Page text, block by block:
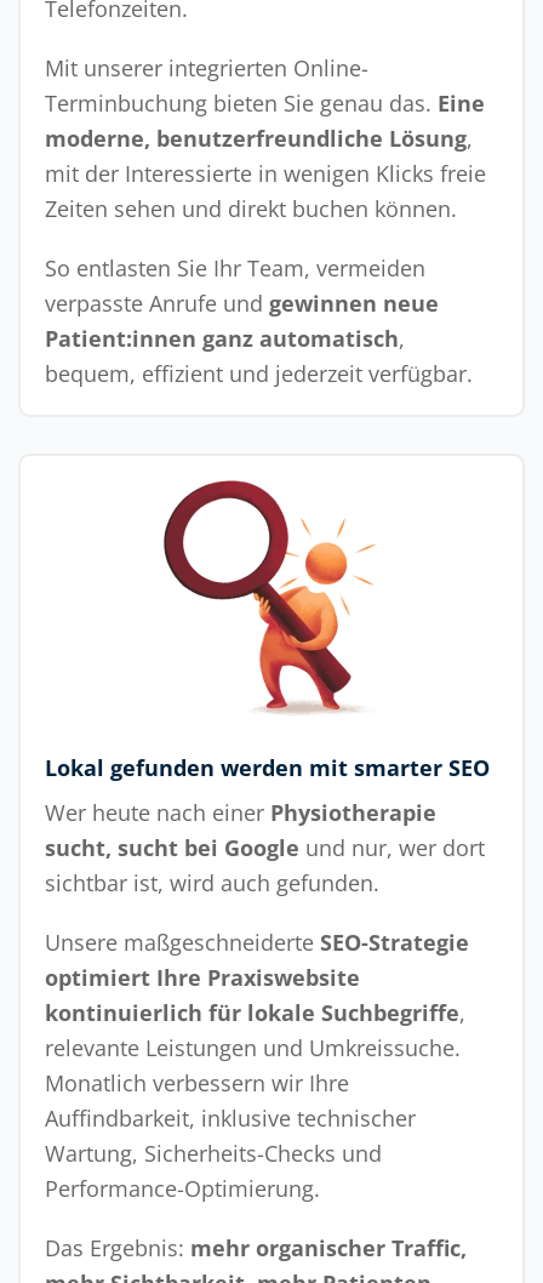
Telefonzeiten.
Mit unserer integrierten Online-
Terminbuchung bieten Sie genau das. Eine
moderne, benutzerfreundliche Lösung,
mit der Interessierte in wenigen Klicks freie
Zeiten sehen und direkt buchen können.
So entlasten Sie Ihr Team, vermeiden
verpasste Anrufe und gewinnen neue
Patient:innen ganz automatisch,
bequem, effizient und jederzeit verfügbar.
Lokal gefunden werden mit smarter SEO
Wer heute nach einer Physiotherapie
sucht, sucht bei Google und nur, wer dort
sichtbar ist, wird auch gefunden.
Unsere maßgeschneiderte SEO-Strategie
optimiert Ihre Praxiswebsite
kontinuierlich für lokale Suchbegriffe,
relevante Leistungen und Umkreissuche.
Monatlich verbessern wir Ihre
Auffindbarkeit, inklusive technischer
Wartung, Sicherheits-Checks und
Performance-Optimierung.
Das Ergebnis: mehr organischer Traffic,